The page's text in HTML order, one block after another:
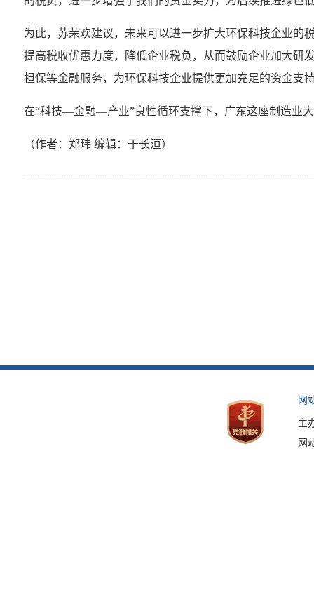
为此，苏荣欢建议，未来可以进一步扩大环保科技企业的
提高税收优惠力度，降低企业税负，从而鼓励企业加大研
担保等金融服务，为环保科技企业提供更加充足的资金支
在“科技—金融—产业”良性循环支撑下，广东这座制造业
（作者：郑玮 编辑：于长洹）
网
主
网